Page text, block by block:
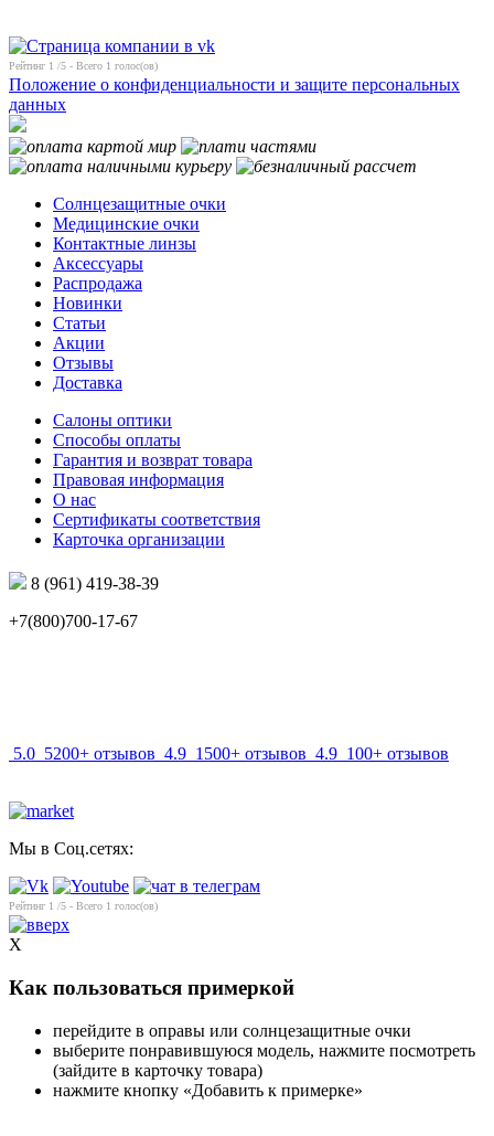
Рейтинг 1 /5 - Всего 1 голос(ов)
Положение о конфиденциальности и защите персональных
данных
Солнцезащитные очки
Медицинские очки
Контактные линзы
Аксессуары
Распродажа
Новинки
Статьи
Акции
Отзывы
Доставка
Салоны оптики
Способы оплаты
Гарантия и возврат товара
Правовая информация
О нас
Сертификаты соответствия
Карточка организации
8 (961) 419-38-39
+7(800)700-17-67
5.0 5200+ отзывов 4.9 1500+ отзывов 4.9 100+ отзывов
Мы в Соц.сетях:
Рейтинг 1 /5 - Всего 1 голос(ов)
X
Как пользоваться примеркой
перейдите в оправы или солнцезащитные очки
выберите понравившуюся модель, нажмите посмотреть
(зайдите в карточку товара)
нажмите кнопку «Добавить к примерке»